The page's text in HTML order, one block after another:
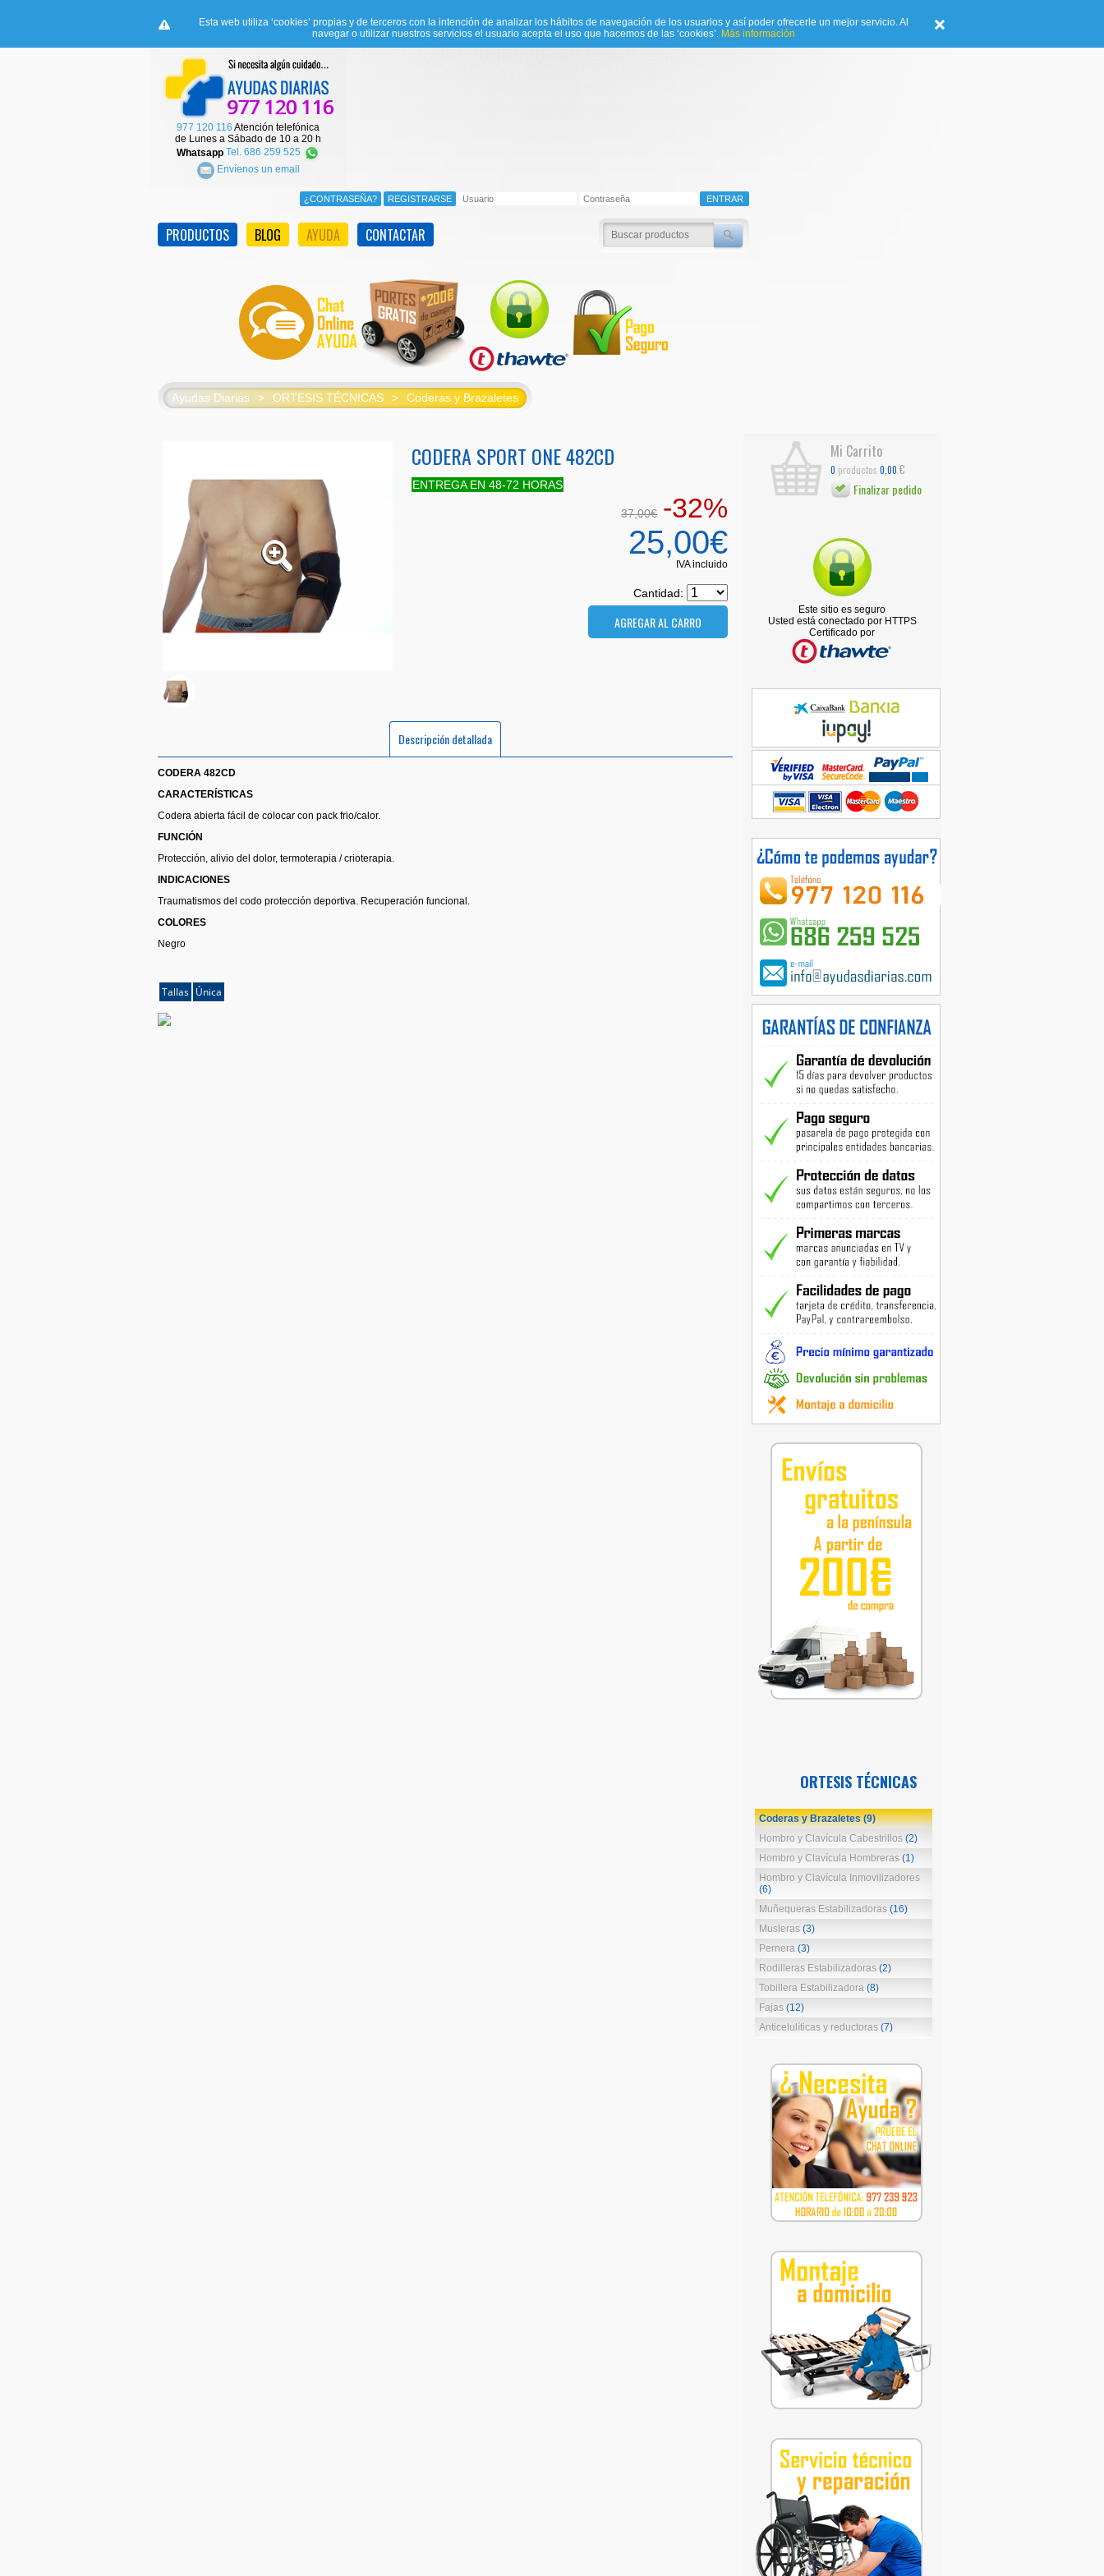
Esta web utiliza ‘cookies’ propias y de terceros con la intención de analizar los hábitos de navegación de los usuarios y así poder ofrecerle un mejor servicio. Al
navegar o utilizar nuestros servicios el usuario acepta el uso que hacemos de las ‘cookies’. Más información
977 120 116 Atención telefónica
de Lunes a Sábado de 10 a 20 h
Whatsapp Tel. 686 259 525
Envíenos un email
PRODUCTOS BLOG AYUDA CONTACTAR
Ayudas Diarias > ORTESIS TÉCNICAS > Coderas y Brazaletes
CODERA SPORT ONE 482CD
ENTREGA EN 48-72 HORAS
37,00€ -32%
25,00€
IVA incluido
Cantidad:
Descripción detallada
CODERA 482CD
CARACTERÍSTICAS
Codera abierta fácil de colocar con pack frio/calor.
FUNCIÓN
Protección, alivio del dolor, termoterapia / crioterapia.
INDICACIONES
Traumatismos del codo protección deportiva. Recuperación funcional.
COLORES
Negro
Tallas Única
Mi Carrito
0 productos 0,00 €
Finalizar pedido
Este sitio es seguro
Usted está conectado por HTTPS
Certificado por
ORTESIS TÉCNICAS
Coderas y Brazaletes(9)
Hombro y Clavícula Cabestrillos(2)
Hombro y Clavícula Hombreras(1)
Hombro y Clavícula Inmovilizadores
(6)
Muñequeras Estabilizadoras(16)
Musleras(3)
Pernera(3)
Rodilleras Estabilizadoras(2)
Tobillera Estabilizadora(8)
Fajas(12)
Anticelulíticas y reductoras(7)